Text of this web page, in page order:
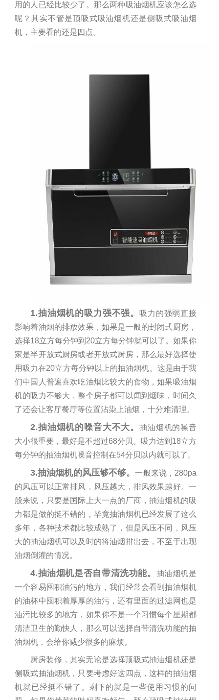
用的人已经比较少了。那么两种吸油烟机应该怎么选
呢？其实不管是顶吸式吸油烟机还是侧吸式吸油烟
机，主要看的还是四点。
1.抽油烟机的吸力强不强。
吸力的强弱直接
影响着油烟的排放效果，如果是一般的封闭式厨房，
选择18立方每分钟到20立方每分钟就可以了。如果你
家是半开放式厨房或者开放式厨房，那么最好选择使
用吸力在20立方每分钟以上的抽油烟机。这是由于我
们中国人普遍喜欢吃油烟比较大的食物，如果吸油烟
机的吸力不够大，整个房子都可以闻到烟味，时间久
了还会让客厅餐厅等位置沾染上油烟，十分难清理。
2.抽油烟机的噪音大不大。 抽油烟机的噪音
大小很重要，最好是不超过68分贝。吸力达到18立方
每分钟的抽油烟机噪音控制在54分贝以内就可以了。
3.抽油烟机的风压够不够。一般来说，280pa
的风压可以正常排风，风压越大，排风效果越好。一
般来说，只要是国际上大一点的厂商，抽油烟机的吸
力都是做的挺不错的，毕竟抽油烟机已经发展了这么
多年，各种技术都比较成熟了，但是风压不同，风压
大的抽油烟机可以及时的将油烟排出去，不至于出现
油烟倒灌的情况。
4.抽油烟机是否自带清洗功能。
抽油烟机是
一个容易囤积油污的地方，我们经常会看到抽油烟机
的油杯中囤积着厚厚的油污，还有里面的过滤网也是
油污比较多的地方，如果你不是一个习惯每个星期都
清洁卫生的勤快人，那么可以选择自带清洗功能的抽
油烟机，会给你减少很多的麻烦。
厨房装修，其实无论是选择顶吸式抽油烟机还是
侧吸式抽油烟机，只要考虑好这四点，这样的抽油烟
机就已经挺不错了。剩下的就是一些使用习惯的问